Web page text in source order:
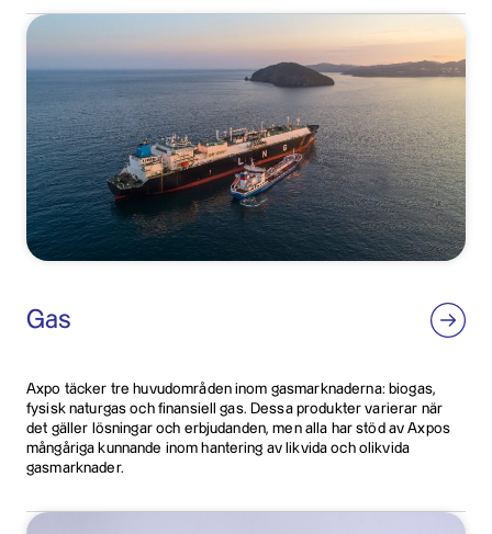
Gas
Axpo täcker tre huvudområden inom gasmarknaderna: biogas,
fysisk naturgas och finansiell gas. Dessa produkter varierar när
det gäller lösningar och erbjudanden, men alla har stöd av Axpos
mångåriga kunnande inom hantering av likvida och olikvida
gasmarknader.